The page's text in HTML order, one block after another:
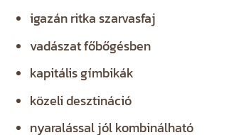
igazán ritka szarvasfaj
vadászat főbőgésben
kapitális gímbikák
közeli desztináció
nyaralással jól kombinálható